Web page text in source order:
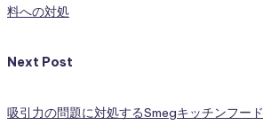
料への対処
Next Post
吸引力の問題に対処するSmegキッチンフード